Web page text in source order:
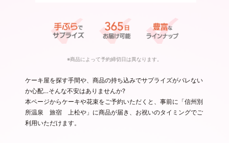
※商品によって予約締切日は異なります。
ケーキ屋を探す手間や、商品の持ち込みでサプライズがバレない
か心配…そんな不安はありませんか?
本ページからケーキや花束をご予約いただくと、事前に「信州別
所温泉 旅宿 上松や」に商品が届き、お祝いのタイミングでご
利用いただけます。